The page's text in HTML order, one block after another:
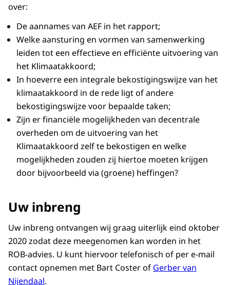
over:
De aannames van AEF in het rapport;
Welke aansturing en vormen van samenwerking
leiden tot een effectieve en efficiënte uitvoering van
het Klimaatakkoord;
In hoeverre een integrale bekostigingswijze van het
klimaatakkoord in de rede ligt of andere
bekostigingswijze voor bepaalde taken;
Zijn er financiële mogelijkheden van decentrale
overheden om de uitvoering van het
Klimaatakkoord zelf te bekostigen en welke
mogelijkheden zouden zij hiertoe moeten krijgen
door bijvoorbeeld via (groene) heffingen?
Uw inbreng
Uw inbreng ontvangen wij graag uiterlijk eind oktober
2020 zodat deze meegenomen kan worden in het
ROB-advies. U kunt hiervoor telefonisch of per e-mail
contact opnemen met Bart Costerof Gerber van
Nijendaal.